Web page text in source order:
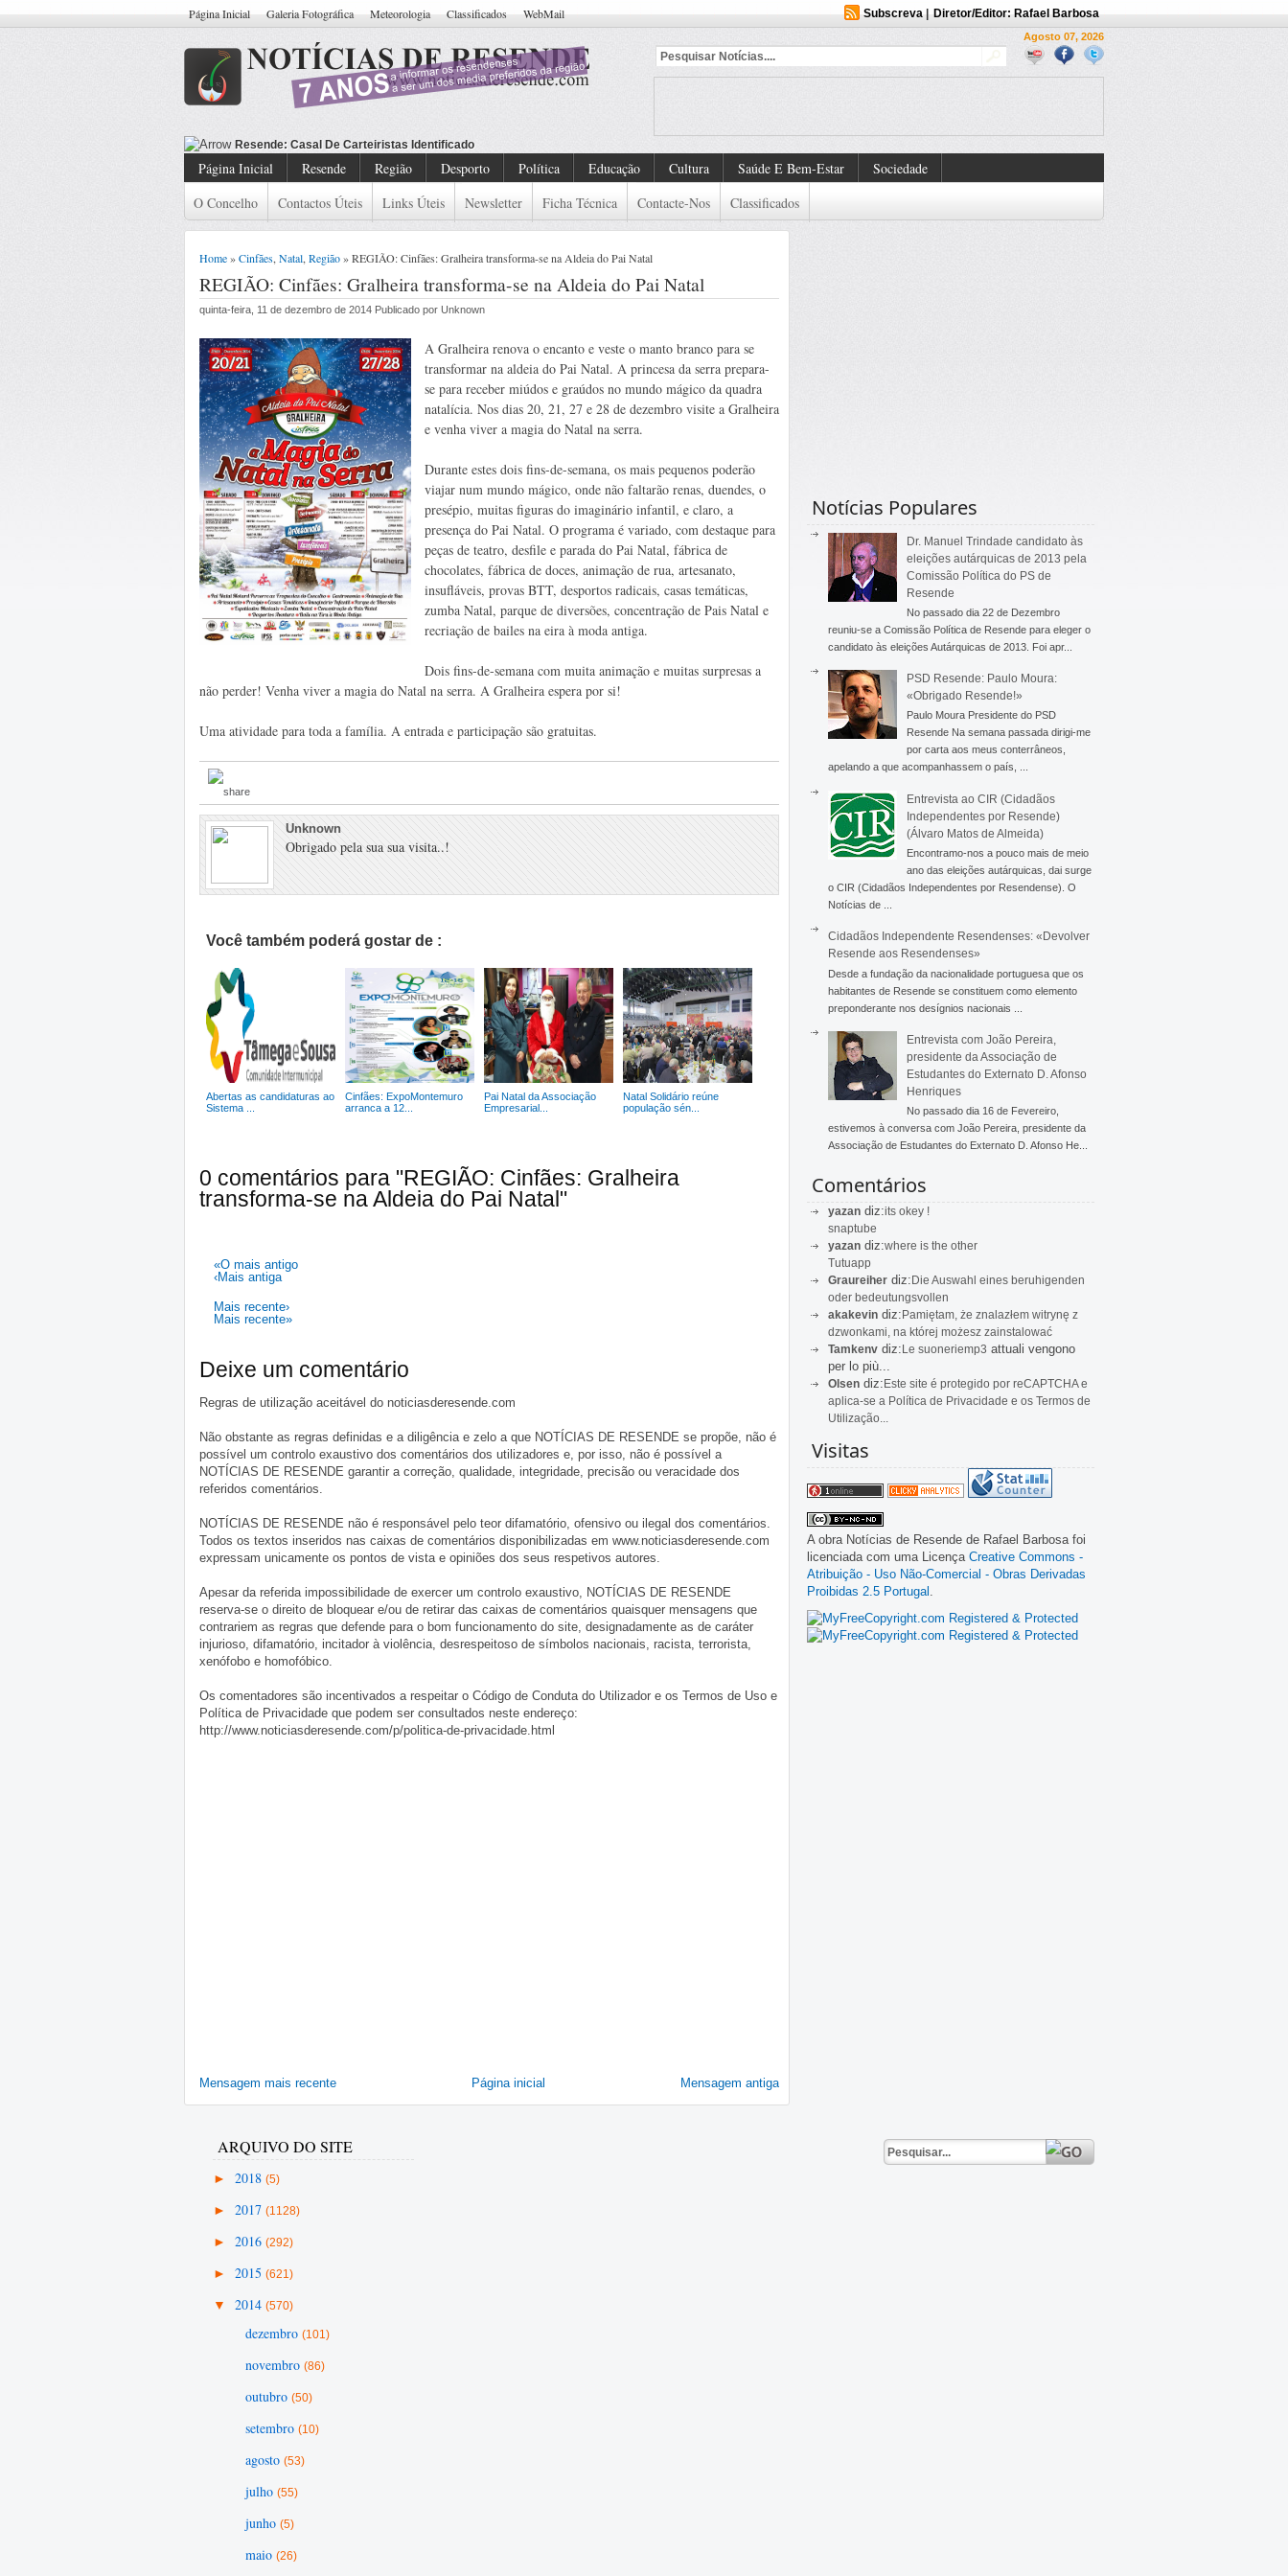
Página Inicial Galeria Fotográfica Meteorologia Classificados WebMail Subscreva| Diretor/Editor: Rafael Barbosa
Agosto 07, 2026
Resende: Casal De Carteiristas Identificado
Página Inicial Resende Região Desporto Política Educação Cultura Saúde E Bem-Estar
Sociedade
O Concelho
Contactos Úteis Links Úteis Newsletter Ficha Técnica Contacte-Nos Classificados
Home»Cinfães Natal Região» REGIÃO: Cinfães: Gralheira transforma-se na Aldeia do Pai Natal
REGIÃO: Cinfães: Gralheira transforma-se na Aldeia do Pai Natal
quinta-feira, 11 de dezembro de 2014 Publicado por Unknown
A Gralheira renova o encanto e veste o manto branco para se
transformar na aldeia do Pai Natal. A princesa da serra prepara-
se para receber miúdos e graúdos no mundo mágico da quadra
natalícia. Nos dias 20, 21, 27 e 28 de dezembro visite a Gralheira
e venha viver a magia do Natal na serra.
Durante estes dois fins-de-semana, os mais pequenos poderão
viajar num mundo mágico, onde não faltarão renas, duendes, o
presépio, muitas figuras do imaginário infantil, e claro, a
presença do Pai Natal. O programa é variado, com destaque para
peças de teatro, desfile e parada do Pai Natal, fábrica de
chocolates, fábrica de doces, animação de rua, artesanato,
insufláveis, provas BTT, desportos radicais, casas temáticas,
zumba Natal, parque de diversões, concentração de Pais Natal e
recriação de bailes na eira à moda antiga.
Dois fins-de-semana com muita animação e muitas surpresas a
não perder! Venha viver a magia do Natal na serra. A Gralheira espera por si!
Uma atividade para toda a família. A entrada e participação são gratuitas.
Unknown
Obrigado pela sua sua visita..!
Você também poderá gostar de :
Abertas as candidaturas ao
Sistema ...
Cinfães: ExpoMontemuro
arranca a 12...
Pai Natal da Associação
Empresarial...
Natal Solidário reúne
população sén...
0 comentários para "REGIÃO: Cinfães: Gralheira
transforma-se na Aldeia do Pai Natal"
«O mais antigo
‹Mais antiga
Mais recente›
Mais recente»
Deixe um comentário
Regras de utilização aceitável do noticiasderesende.com
Não obstante as regras definidas e a diligência e zelo a que NOTÍCIAS DE RESENDE se propõe, não é
possível um controlo exaustivo dos comentários dos utilizadores e, por isso, não é possível a
NOTÍCIAS DE RESENDE garantir a correção, qualidade, integridade, precisão ou veracidade dos
referidos comentários.
NOTÍCIAS DE RESENDE não é responsável pelo teor difamatório, ofensivo ou ilegal dos comentários.
Todos os textos inseridos nas caixas de comentários disponibilizadas em www.noticiasderesende.com
expressam unicamente os pontos de vista e opiniões dos seus respetivos autores.
Apesar da referida impossibilidade de exercer um controlo exaustivo, NOTÍCIAS DE RESENDE
reserva-se o direito de bloquear e/ou de retirar das caixas de comentários quaisquer mensagens que
contrariem as regras que defende para o bom funcionamento do site, designadamente as de caráter
injurioso, difamatório, incitador à violência, desrespeitoso de símbolos nacionais, racista, terrorista,
xenófobo e homofóbico.
Os comentadores são incentivados a respeitar o Código de Conduta do Utilizador e os Termos de Uso e
Política de Privacidade que podem ser consultados neste endereço:
http://www.noticiasderesende.com/p/politica-de-privacidade.html
Mensagem mais recente Mensagem antiga
Página inicial
Notícias Populares
Dr. Manuel Trindade candidato às
eleições autárquicas de 2013 pela
Comissão Política do PS de
Resende
No passado dia 22 de Dezembro
reuniu-se a Comissão Política de Resende para eleger o
candidato às eleições Autárquicas de 2013. Foi apr...
PSD Resende: Paulo Moura:
«Obrigado Resende!»
Paulo Moura Presidente do PSD
Resende Na semana passada dirigi-me
por carta aos meus conterrâneos,
apelando a que acompanhassem o país, ...
Entrevista ao CIR (Cidadãos
Independentes por Resende)
(Álvaro Matos de Almeida)
Encontramo-nos a pouco mais de meio
ano das eleições autárquicas, dai surge
o CIR (Cidadãos Independentes por Resendense). O
Notícias de ...
Cidadãos Independente Resendenses: «Devolver
Resende aos Resendenses»
Desde a fundação da nacionalidade portuguesa que os
habitantes de Resende se constituem como elemento
preponderante nos desígnios nacionais ...
Entrevista com João Pereira,
presidente da Associação de
Estudantes do Externato D. Afonso
Henriques
No passado dia 16 de Fevereiro,
estivemos à conversa com João Pereira, presidente da
Associação de Estudantes do Externato D. Afonso He...
Comentários
yazan diz:its okey !
snaptube
yazan diz:where is the other
Tutuapp
Graureiher diz:Die Auswahl eines beruhigenden
oder bedeutungsvollen
akakevin diz:Pamiętam, że znalazłem witrynę z
dzwonkami, na której możesz zainstalować
Tamkenv diz:Le suoneriemp3 attuali vengono
per lo più...
Olsen diz:Este site é protegido por reCAPTCHA e
aplica-se a Política de Privacidade e os Termos de
Utilização...
Visitas
A obra Notícias de Resende de Rafael Barbosa foi
licenciada com uma Licença Creative Commons -
Atribuição - Uso Não-Comercial - Obras Derivadas
Proibidas 2.5 Portugal
ARQUIVO DO SITE
► 2018 (5)
► 2017 (1128)
► 2016 (292)
► 2015 (621)
▼ 2014 (570)
dezembro (101)
novembro (86)
outubro (50)
setembro (10)
agosto (53)
julho (55)
junho (5)
maio (26)